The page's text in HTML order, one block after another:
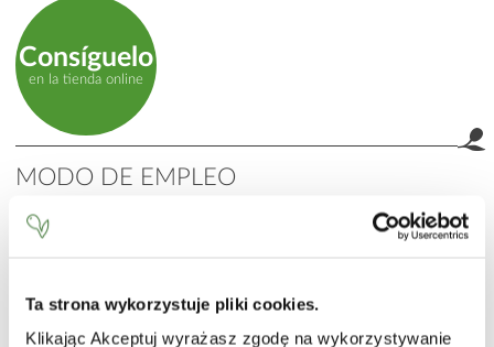
Ta strona wykorzystuje pliki cookies.
Klikając Akceptuj wyrażasz zgodę na wykorzystywanie
Consíguelo
en la tienda online
MODO DE EMPLEO
Aplicar un mínimo de dos capas de antitranspirante sobre la
piel completamente seca. Utilizar por la mañana o por la
INCI
Aqua (Water), Aluminum Chlorohydrate, Dicaprylyl Ether,